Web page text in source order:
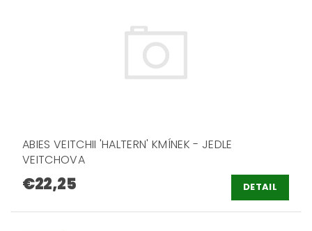
ABIES VEITCHII 'HALTERN' KMÍNEK - JEDLE
VEITCHOVA
€22,25 DETAIL